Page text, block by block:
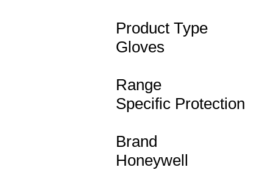
Product Type
Gloves
Range
Specific Protection
Brand
Honeywell